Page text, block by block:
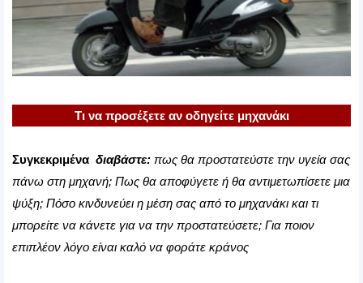
Τι να προσέξετε αν οδηγείτε μηχανάκι
Συγκεκριμένα διαβάστε: πως θα προστατεύστε την υγεία σας
πάνω στη μηχανή; Πως θα αποφύγετε ή θα αντιμετωπίσετε μια
ψύξη; Πόσο κινδυνεύει η μέση σας από το μηχανάκι και τι
μπορείτε να κάνετε για να την προστατεύσετε; Για ποιον
επιπλέον λόγο είναι καλό να φοράτε κράνος